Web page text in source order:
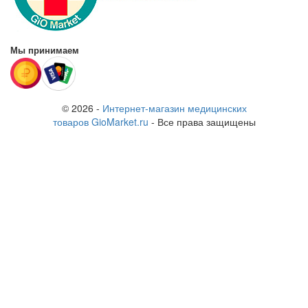
Мы принимаем
© 2026 - Интернет-магазин медицинских
товаров GioMarket.ru - Все права защищены